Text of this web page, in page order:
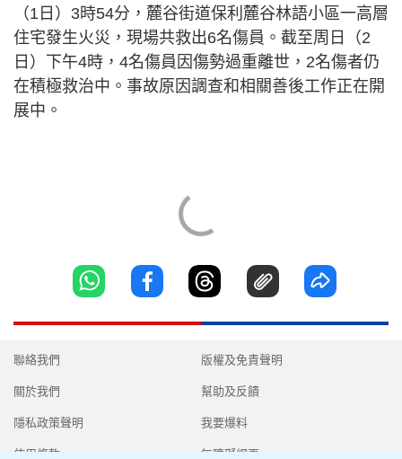
（1日）3時54分，麓谷街道保利麓谷林語小區一高層
住宅發生火災，現場共救出6名傷員。截至周日（2
日）下午4時，4名傷員因傷勢過重離世，2名傷者仍
在積極救治中。事故原因調查和相關善後工作正在開
展中。
聯絡我們
關於我們
隱私政策聲明
使用條款
版權及免責聲明
幫助及反饋
我要爆料
無障礙網頁